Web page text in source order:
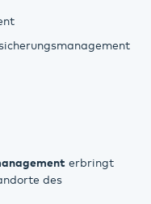
erbringt
des